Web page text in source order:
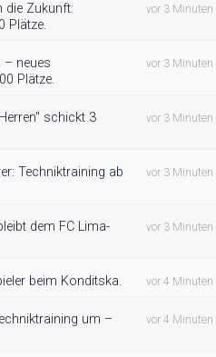
die Zukunft:
Plätze.
vor 3 Minuten
– neues
Plätze.
vor 3 Minuten
schickt 3
vor 3 Minuten
Techniktraining ab
vor 3 Minuten
dem FC Lima-
vor 3 Minuten
beim Konditska. vor 4 Minuten
um –
vor 4 Minuten